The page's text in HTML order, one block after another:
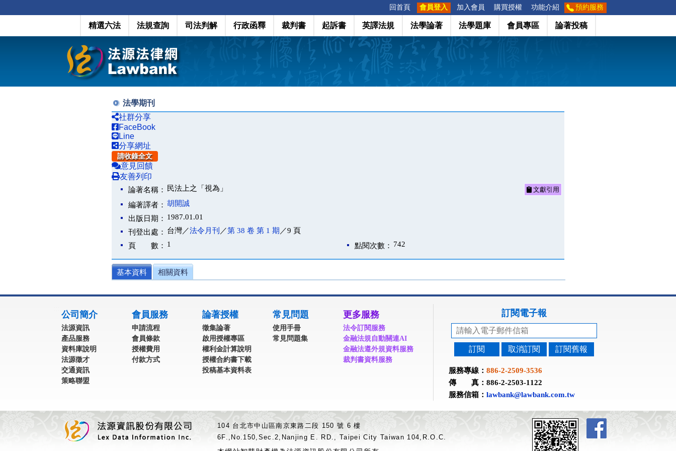
回首頁 會員登入 加入會員 購買授權 功能介紹 預約服務
精選六法 法規查詢 司法判解 行政函釋 裁判書 起訴書 英譯法規 法學論著 法學題庫 會員專區 論著投稿
法學期刊
社群分享
FaceBook
Line
分享網址
請收錄全文
意見回饋
友善列印
論著名稱： 民法上之「視為」 文獻引用
編著譯者： 胡開誠
出版日期： 1987.01.01
刊登出處： 台灣／法令月刊 ／第 38 卷 第 1 期 ／9 頁
頁 數： 1 點閱次數： 742
基本資料 相關資料
公司簡介
法源資訊
產品服務
資料庫說明
法源徵才
交通資訊
策略聯盟
會員服務
申請流程
會員條款
授權費用
付款方式
論著授權
徵集論著
啟用授權專區
權利金計算說明
授權合約書下載
投稿基本資料表
常見問題
使用手冊
常見問題集
更多服務
法令訂閱服務
金融法規自動關連AI
金融法遵外規資料服務
裁判書資料服務
訂閱電子報
訂閱 取消訂閱 訂閱舊報
服務專線： 886-2-2509-3536
傳 真：886-2-2503-1122
服務信箱： lawbank@lawbank.com.tw
104 台北市中山區南京東路二段 150 號 6 樓
6F.,No.150,Sec.2,Nanjing E. RD., Taipei City Taiwan 104,R.O.C.